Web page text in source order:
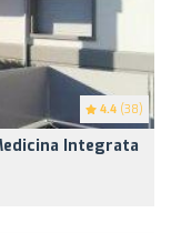
4.4 (38)
Integrata